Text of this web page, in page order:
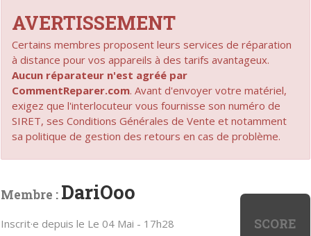
AVERTISSEMENT
Certains membres proposent leurs services de réparation
à distance pour vos appareils à des tarifs avantageux.
Aucun réparateur n'est agréé par
CommentReparer.com. Avant d'envoyer votre matériel,
exigez que l'interlocuteur vous fournisse son numéro de
SIRET, ses Conditions Générales de Vente et notamment
sa politique de gestion des retours en cas de problème.
SCORE
Membre : DariOoo
Inscrit·e depuis le Le 04 Mai - 17h28